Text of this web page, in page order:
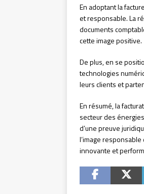
En adoptant la
et responsable. La
documents
cette image positive.
De plus, en se
technologies
leurs clients et
En résumé, la
secteur des
d’une preuve
l’image
innovante et